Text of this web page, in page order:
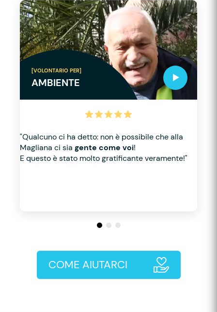
[VOLONTARIO PER]
AMBIENTE
"Qualcuno ci ha detto: non è possibile che alla
Magliana ci sia gente come voi!
E questo è stato molto gratificante veramente!"
COME AIUTARCI